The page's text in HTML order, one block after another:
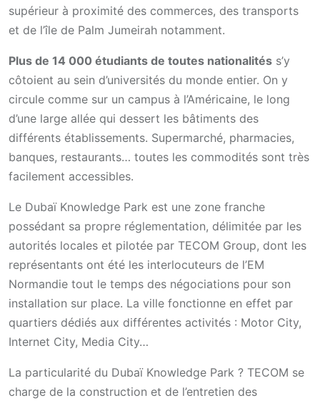
supérieur à proximité des commerces, des transports
et de l’île de Palm Jumeirah notamment.
Plus de 14 000 étudiants de toutes nationalités s’y
côtoient au sein d’universités du monde entier. On y
circule comme sur un campus à l’Américaine, le long
d’une large allée qui dessert les bâtiments des
différents établissements. Supermarché, pharmacies,
banques, restaurants… toutes les commodités sont très
facilement accessibles.
Le Dubaï Knowledge Park est une zone franche
possédant sa propre réglementation, délimitée par les
autorités locales et pilotée par TECOM Group, dont les
représentants ont été les interlocuteurs de l’EM
Normandie tout le temps des négociations pour son
installation sur place. La ville fonctionne en effet par
quartiers dédiés aux différentes activités : Motor City,
Internet City, Media City…
La particularité du Dubaï Knowledge Park ? TECOM se
charge de la construction et de l’entretien des